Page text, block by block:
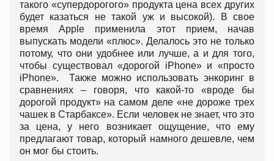
такого «супердорогого» продукта цена всех других
будет казаться не такой уж и высокой). В свое
время Apple применила этот прием, начав
выпускать модели «плюс». Делалось это не только
потому, что они удобнее или лучше, а и для того,
чтобы существовал «дорогой iPhone» и «просто
iPhone». Также можно использовать энкоринг в
сравнениях – говоря, что какой-то «вроде бы
дорогой продукт» на самом деле «не дороже трех
чашек в Старбаксе». Если человек не знает, что это
за цена, у него возникает ощущение, что ему
предлагают товар, который намного дешевле, чем
он мог бы стоить.